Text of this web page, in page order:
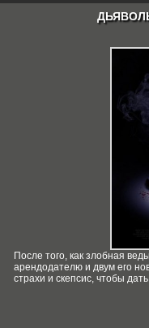
После того, как злобная
арендодателю и двум его
страхи и скепсис, чтобы